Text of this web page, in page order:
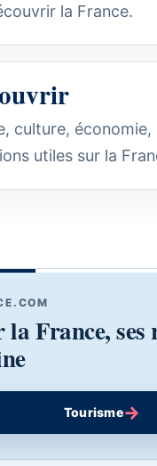
la France.
culture,
utiles sur la
France, ses
Tourisme→